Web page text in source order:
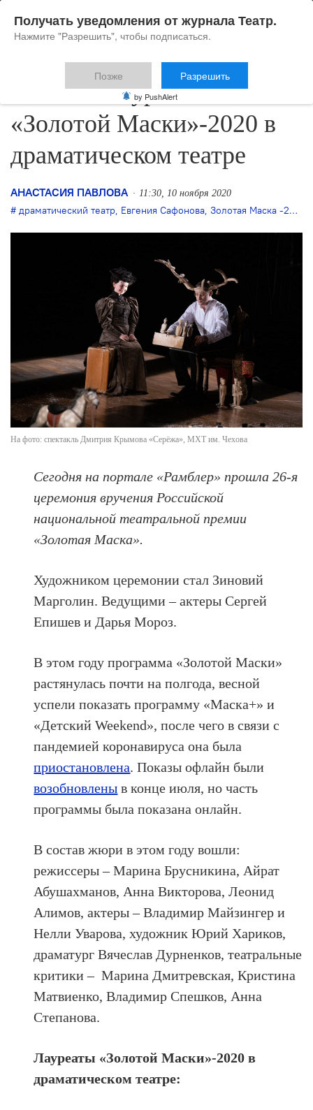
Названы лауреаты
«Золотой Маски»-2020 в
драматическом театре
АНАСТАСИЯ ПАВЛОВА 11:30, 10 ноября 2020
драматический театр, Евгения Сафонова, Золотая Маска -2020
На фото: спектакль Дмитрия Крымова «Серёжа», МХТ им. Чехова
Сегодня на портале «Рамблер» прошла 26-я
церемония вручения Российской
национальной театральной премии
«Золотая Маска».
Художником церемонии стал Зиновий
Марголин. Ведущими – актеры Сергей
Епишев и Дарья Мороз.
В этом году программа «Золотой Маски»
растянулась почти на полгода, весной
успели показать программу «Маска+» и
«Детский Weekend», после чего в связи с
пандемией коронавируса она была
приостановлена. Показы офлайн были
возобновлены в конце июля, но часть
программы была показана онлайн.
В состав жюри в этом году вошли:
режиссеры – Марина Брусникина, Айрат
Абушахманов, Анна Викторова, Леонид
Алимов, актеры – Владимир Майзингер и
Нелли Уварова, художник Юрий Хариков,
драматург Вячеслав Дурненков, театральные
критики – Марина Дмитревская, Кристина
Матвиенко, Владимир Спешков, Анна
Степанова.
Лауреаты «Золотой Маски»-2020 в
драматическом театре:
Получать уведомления от журнала Театр.
Нажмите "Разрешить", чтобы подписаться.
Позже Разрешить
by PushAlert